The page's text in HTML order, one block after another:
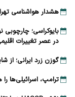
هشدار هواشناسی
بایوکراسی؛
در عصر تغییرات
گوزن زرد ایرانی؛ از
ترامپ، اسرائیلی‌ها